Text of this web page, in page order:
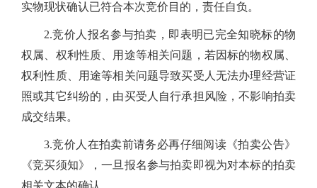
实物现状确认已符合本次竞价目的，责任自负。
2.竞价人报名参与拍卖，即表明已完全知晓标的物
权属、权利性质、用途等相关问题，若因标的物权属、
权利性质、用途等相关问题导致买受人无法办理经营证
照或其它纠纷的，由买受人自行承担风险，不影响拍卖
成交结果。
3.竞价人在拍卖前请务必再仔细阅读《拍卖公告》
《竞买须知》，一旦报名参与拍卖即视为对本标的拍卖
相关文本的确认。